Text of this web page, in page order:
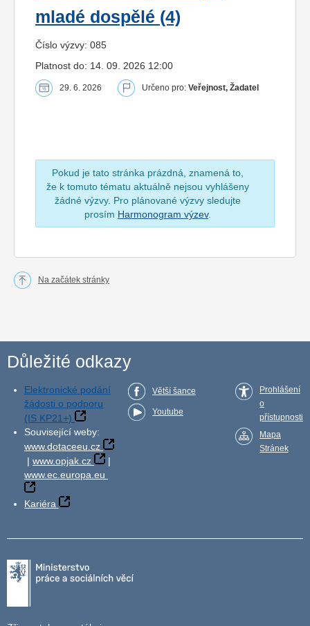
mladé dospělé (4)
Číslo výzvy: 085
Platnost do: 14. 09. 2026 12:00
29. 6. 2026 Určeno pro: Veřejnost, Žadatel
Pokud je tato stránka prázdná, znamená to,
že k tomuto tématu aktuálně nejsou vyhlášeny
žádné výzvy. Pro plánované výzvy sledujte
prosím Harmonogram výzev.
Na začátek stránky
Důležité odkazy
Elektronické podání
žádosti o podporu
(IS KP21+)
Související weby:
www.dotaceeu.cz
| www.opjak.cz
|
www.ec.europa.eu
Kariéra
Větší šance
Youtube
Prohlášení
o
přístupnosti
Mapa
Stránek